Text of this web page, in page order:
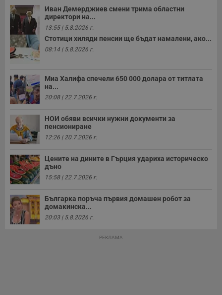
Иван Демерджиев смени трима областни
директори на...
13:55 | 5.8.2026 г.
Стотици хиляди пенсии ще бъдат намалени, ако...
08:14 | 5.8.2026 г.
Миа Халифа спечели 650 000 долара от титлата
на...
20:08 | 22.7.2026 г.
НОИ обяви всички нужни документи за
пенсиониране
12:26 | 20.7.2026 г.
Цените на дините в Гърция удариха историческо
дъно
15:58 | 22.7.2026 г.
Българка поръча първия домашен робот за
домакинска...
20:03 | 5.8.2026 г.
РЕКЛАМА